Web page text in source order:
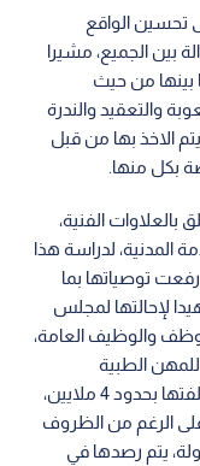
تحسين الواقع
بين الجميع، مشيرا
بينها من حيث
والتعقيد والندرة
الاخذ بها من قبل
بكل منها.
بالعلاوات الفنية،
لدراسة هذا
توصياتها بما
لإحالتها لمجلس
والوظيف العامة،
للمهن الطبية
المساندة، ومهن التمريض المشارك، تقدر كلفتها بحدود 4 ملايين،
الرغم من الظروف
يتم رصدها في